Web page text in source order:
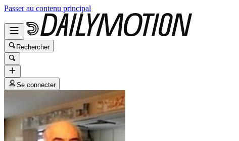
Passer au contenu principal
Rechercher
Se connecter